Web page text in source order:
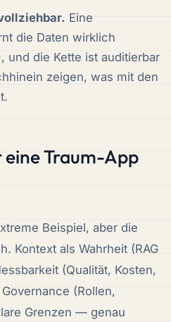
Eine
die Daten wirklich
und die Kette ist auditierbar
zeigen, was mit den
eine Traum-App
Beispiel, aber die
Kontext als Wahrheit (RAG
(Qualität, Kosten,
(Rollen,
Grenzen — genau